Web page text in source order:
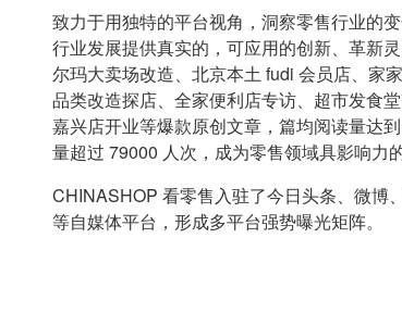
致力于用独特的平台视角，洞察零售行业的
行业发展提供真实的，可应用的创新、革新
尔玛大卖场改造、北京本土 fudi 会员店、家
品类改造探店、全家便利店专访、超市发食
嘉兴店开业等爆款原创文章，篇均阅读量达
量超过 79000 人次，成为零售领域具影响力
CHINASHOP 看零售入驻了今日头条、微博
等自媒体平台，形成多平台强势曝光矩阵。